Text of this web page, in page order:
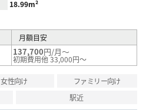
18.99m²
月額目安
137,700円/月～
初期費用他 33,000円～
女性向け
ファミリー向け
駅近